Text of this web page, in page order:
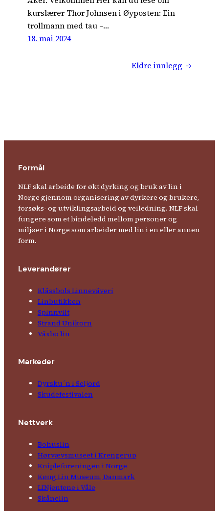
kurslærer Thor Johnsen i Øyposten: Ein
trollmann med tau –…
18. mai 2024
Eldre innlegg →
Formål
NLF skal arbeide for økt dyrking og bruk av lin i
Norge gjennom organisering av dyrkere og brukere,
forsøks- og utviklingsarbeid og veiledning. NLF skal
fungere som et bindeledd mellom personer og
miljøer i Norge som arbeider med lin i en eller annen
form.
Leverandører
Klässbols Linne­väveri
Linbutikken
Spinnvilt
Strand Unikorn
Växbo lin
Markeder
Dyrsku´n i Seljord
Skude­fes­tivalen
Nettverk
Bohuslin
Hørvævs­museet i Krengerup
Kniple­foreningen i Norge
Køng Lin Museum, Danmark
LINjentene i Våle
Skånelin